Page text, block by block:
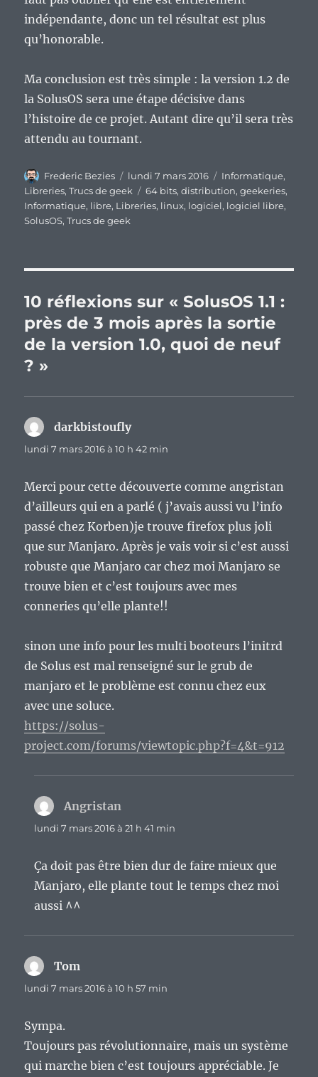
indépendante, donc un tel résultat est plus
qu’honorable.
Ma conclusion est très simple : la version 1.2 de
la SolusOS sera une étape décisive dans
l’histoire de ce projet. Autant dire qu’il sera très
attendu au tournant.
Auteur
Frederic Bezies
Publié
le
lundi 7 mars 2016 Catégories
Informatique,
Libreries,Trucs de geek Étiquettes
64 bits,distribution,geekeries,
Informatique, libre, Libreries, linux, logiciel, logiciel libre,
SolusOS,Trucs de geek
10 réflexions sur « SolusOS 1.1 :
près de 3 mois après la sortie
de la version 1.0, quoi de neuf
? »
darkbistouflydit :
lundi 7 mars 2016 à 10 h 42 min
Merci pour cette découverte comme angristan
d’ailleurs qui en a parlé ( j’avais aussi vu l’info
passé chez Korben)je trouve firefox plus joli
que sur Manjaro. Après je vais voir si c’est aussi
robuste que Manjaro car chez moi Manjaro se
trouve bien et c’est toujours avec mes
conneries qu’elle plante!!
sinon une info pour les multi booteurs l’initrd
de Solus est mal renseigné sur le grub de
manjaro et le problème est connu chez eux
avec une soluce.
https://solus-
project.com/forums/viewtopic.php?f=4&t=912
Angristan
lundi 7 mars 2016 à 21 h 41 min
Ça doit pas être bien dur de faire mieux que
Manjaro, elle plante tout le temps chez moi
aussi ^^
Tom
lundi 7 mars 2016 à 10 h 57 min
Sympa.
Toujours pas révolutionnaire, mais un système
qui marche bien c’est toujours appréciable. Je